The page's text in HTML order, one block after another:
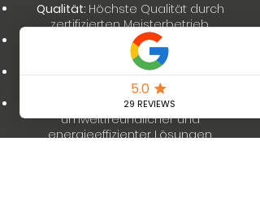
Qualität: Höchste Qualität durch
zertifizierten Meisterbetrieb.
Langjährige Erfahrung und
Fachkompetenz.
Kundenzufriedenheit:Ihr Vertrauen
und Ihre Zufriedenheit sind unser Ziel.
Umweltfreundlich:Einsatz
umweltfreundlicher und
energieeffizienter Lösungen.